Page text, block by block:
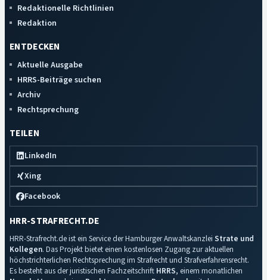
Redaktionelle Richtlinien
Redaktion
ENTDECKEN
Aktuelle Ausgabe
HRRS-Beiträge suchen
Archiv
Rechtsprechung
TEILEN
LinkedIn
Xing
Facebook
HRR-STRAFRECHT.DE
HRR-Strafrecht.de ist ein Service der Hamburger Anwaltskanzlei Strate und
Kollegen. Das Projekt bietet einen kostenlosen Zugang zur aktuellen
höchstrichterlichen Rechtsprechung im Strafrecht und Strafverfahrensrecht.
Es besteht aus der juristischen Fachzeitschrift HRRS, einem monatlichen